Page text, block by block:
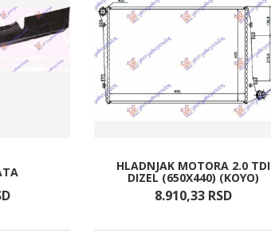
HLADNJAK MOTORA 2.0 TDI
DIZEL (650X440) (KOYO)
8.910,33 RSD